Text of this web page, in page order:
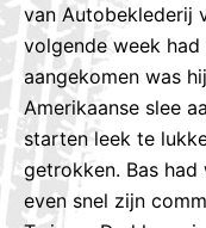
van Autobeklederij
volgende week
aangekomen was
Amerikaanse slee
starten leek te
getrokken. Bas
even snel zijn